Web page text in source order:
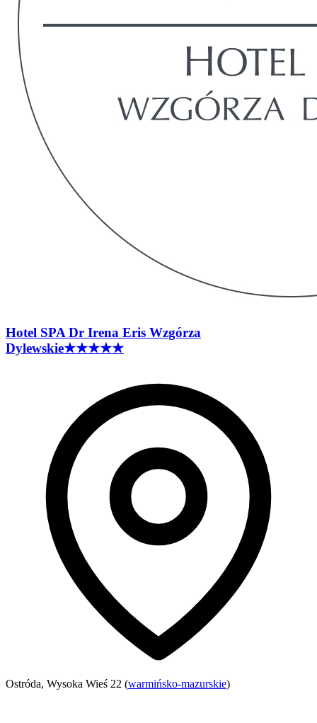
Hotel SPA Dr Irena Eris Wzgórza
Dylewskie★★★★★
Ostróda, Wysoka Wieś 22 (warmińsko-mazurskie)